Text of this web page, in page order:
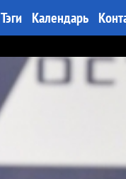
Тэги Календарь